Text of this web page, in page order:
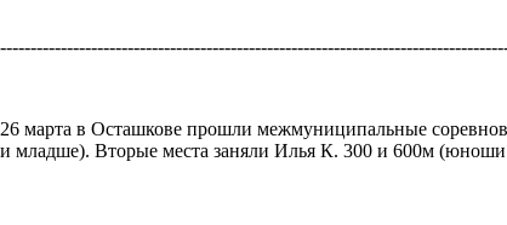
26 марта в Осташкове прошли межмуниципальные
и младше). Вторые места заняли Илья К. 300 и 600м (юноши